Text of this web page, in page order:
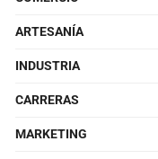
ARTESANÍA
INDUSTRIA
CARRERAS
MARKETING